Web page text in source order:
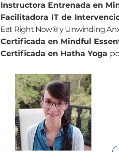
Instructora Entrenada en
Facilitadora IT de
Eat Right Now® y Unwinding
Certificada en Mindful
Certificada en Hatha Yoga